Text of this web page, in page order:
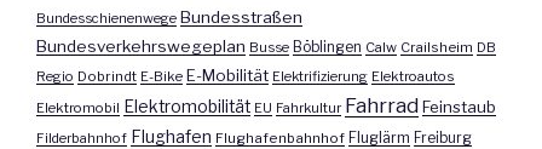
Bundesschienenwege Bundesstraßen
Bundesverkehrswegeplan Busse Böblingen Calw Crailsheim DB
Regio Dobrindt E-Bike E-Mobilität Elektrifizierung Elektroautos
Elektromobil Elektromobilität EU Fahrkultur FahrradFeinstaub
Filderbahnhof Flughafen Flughafenbahnhof Fluglärm Freiburg